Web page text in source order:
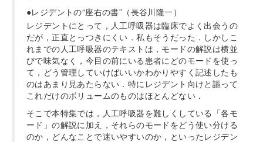
●レジデントの“座右の書”（長谷川隆一）
レジデントにとって，人工呼吸器は臨床でよく出会うの
だが，正直とっつきにくい．私もそうだった．しかしこ
れまでの人工呼吸器のテキストは，モードの解説は横並
びで味気なく，今目の前にいる患者にどのモードを使っ
て，どう管理していけばいいかわかりやすく記述したも
のはあまり見あたらない．特にレジデント向けと謳って
これだけのボリュームのものはほとんどない．
そこで本特集では，人工呼吸器を難しくしている「各モ
ード」の解説に加え，それらのモードをどう使い分ける
のか，どんなことで迷いやすいのか，といったレジデン